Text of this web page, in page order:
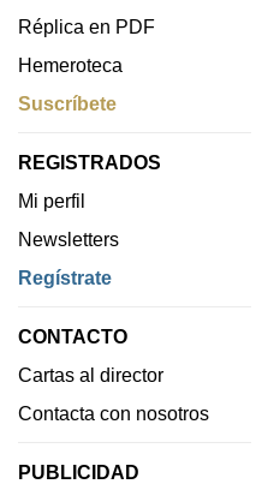
Réplica en PDF
Hemeroteca
Suscríbete
REGISTRADOS
Mi perfil
Newsletters
Regístrate
CONTACTO
Cartas al director
Contacta con nosotros
PUBLICIDAD